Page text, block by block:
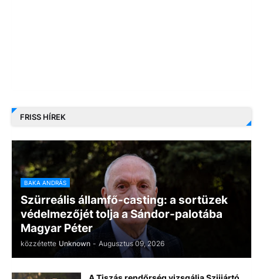
FRISS HÍREK
BAKA ANDRÁS
Szürreális államfő-casting: a sortüzek
védelmezőjét tolja a Sándor-palotába
Magyar Péter
közzétette Unknown - Augusztus 09, 2026